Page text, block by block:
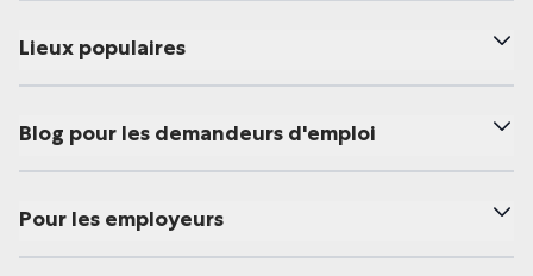
Lieux populaires
Blog pour les demandeurs d'emploi
Pour les employeurs